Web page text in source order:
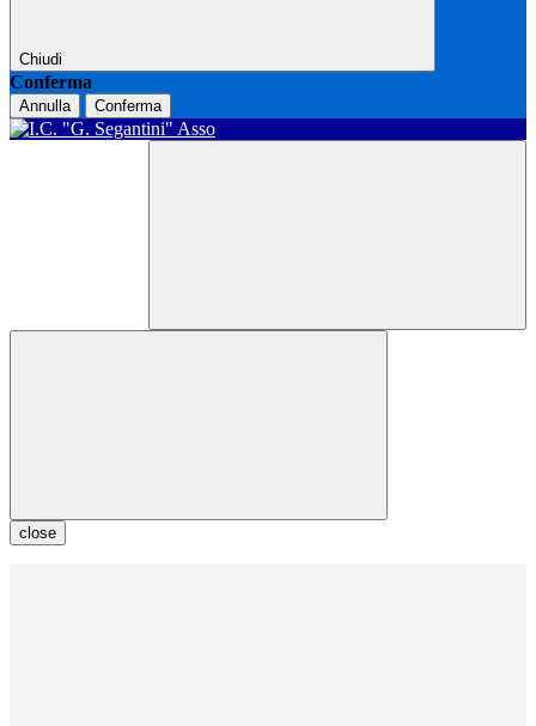
Chiudi
Conferma
Annulla Conferma
close